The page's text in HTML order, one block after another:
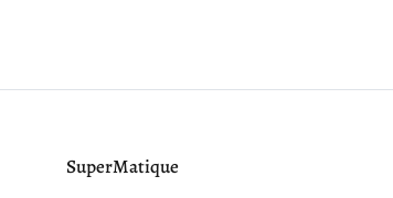
SuperMatique